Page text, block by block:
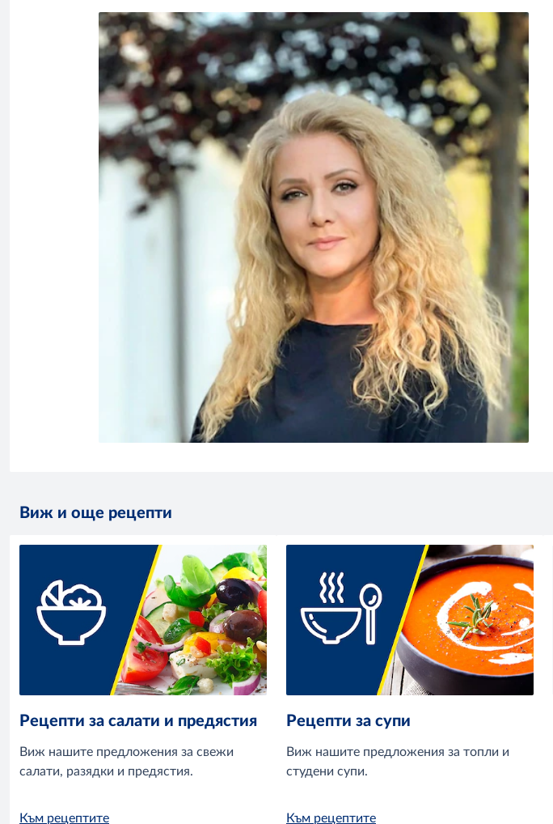
Виж и още рецепти
Рецепти за салати и предястия
Виж нашите предложения за свежи
салати, разядки и предястия.
Към рецептите
Рецепти за супи
Виж нашите предложения за топли и
студени супи.
Към рецептите